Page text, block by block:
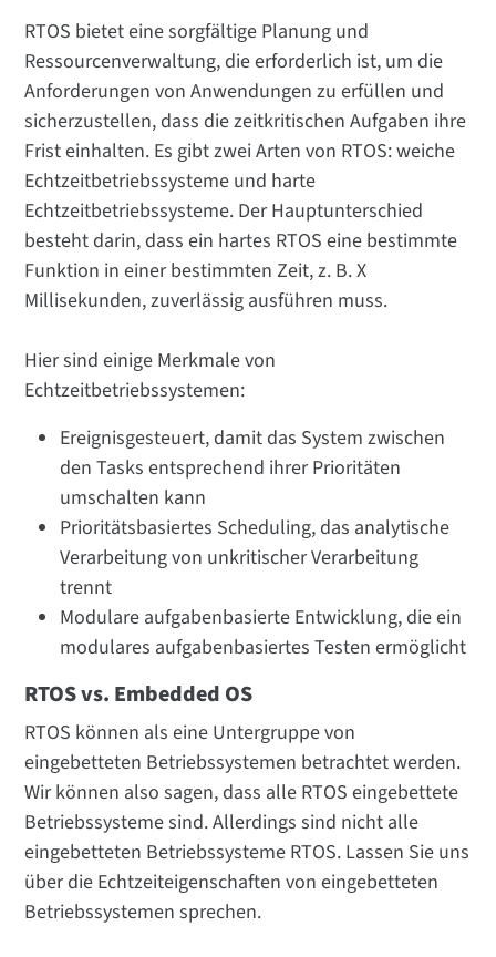
RTOS bietet eine sorgfältige Planung und
Ressourcenverwaltung, die erforderlich ist, um die
Anforderungen von Anwendungen zu erfüllen und
sicherzustellen, dass die zeitkritischen Aufgaben ihre
Frist einhalten. Es gibt zwei Arten von RTOS: weiche
Echtzeitbetriebssysteme und harte
Echtzeitbetriebssysteme. Der Hauptunterschied
besteht darin, dass ein hartes RTOS eine bestimmte
Funktion in einer bestimmten Zeit, z. B. X
Millisekunden, zuverlässig ausführen muss.
Hier sind einige Merkmale von
Echtzeitbetriebssystemen:
Ereignisgesteuert, damit das System zwischen
den Tasks entsprechend ihrer Prioritäten
umschalten kann
Prioritätsbasiertes Scheduling, das analytische
Verarbeitung von unkritischer Verarbeitung
trennt
Modulare aufgabenbasierte Entwicklung, die ein
modulares aufgabenbasiertes Testen ermöglicht
RTOS vs. Embedded OS
RTOS können als eine Untergruppe von
eingebetteten Betriebssystemen betrachtet werden.
Wir können also sagen, dass alle RTOS eingebettete
Betriebssysteme sind. Allerdings sind nicht alle
eingebetteten Betriebssysteme RTOS. Lassen Sie uns
über die Echtzeiteigenschaften von eingebetteten
Betriebssystemen sprechen.